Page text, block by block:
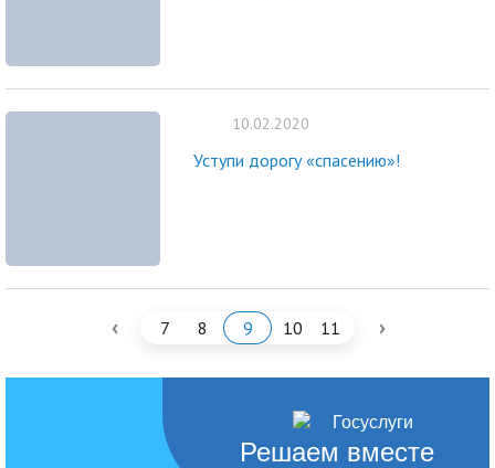
10.02.2020
Уступи дорогу «спасению»!
‹ 7 8 9 10 11 ›
Решаем вместе